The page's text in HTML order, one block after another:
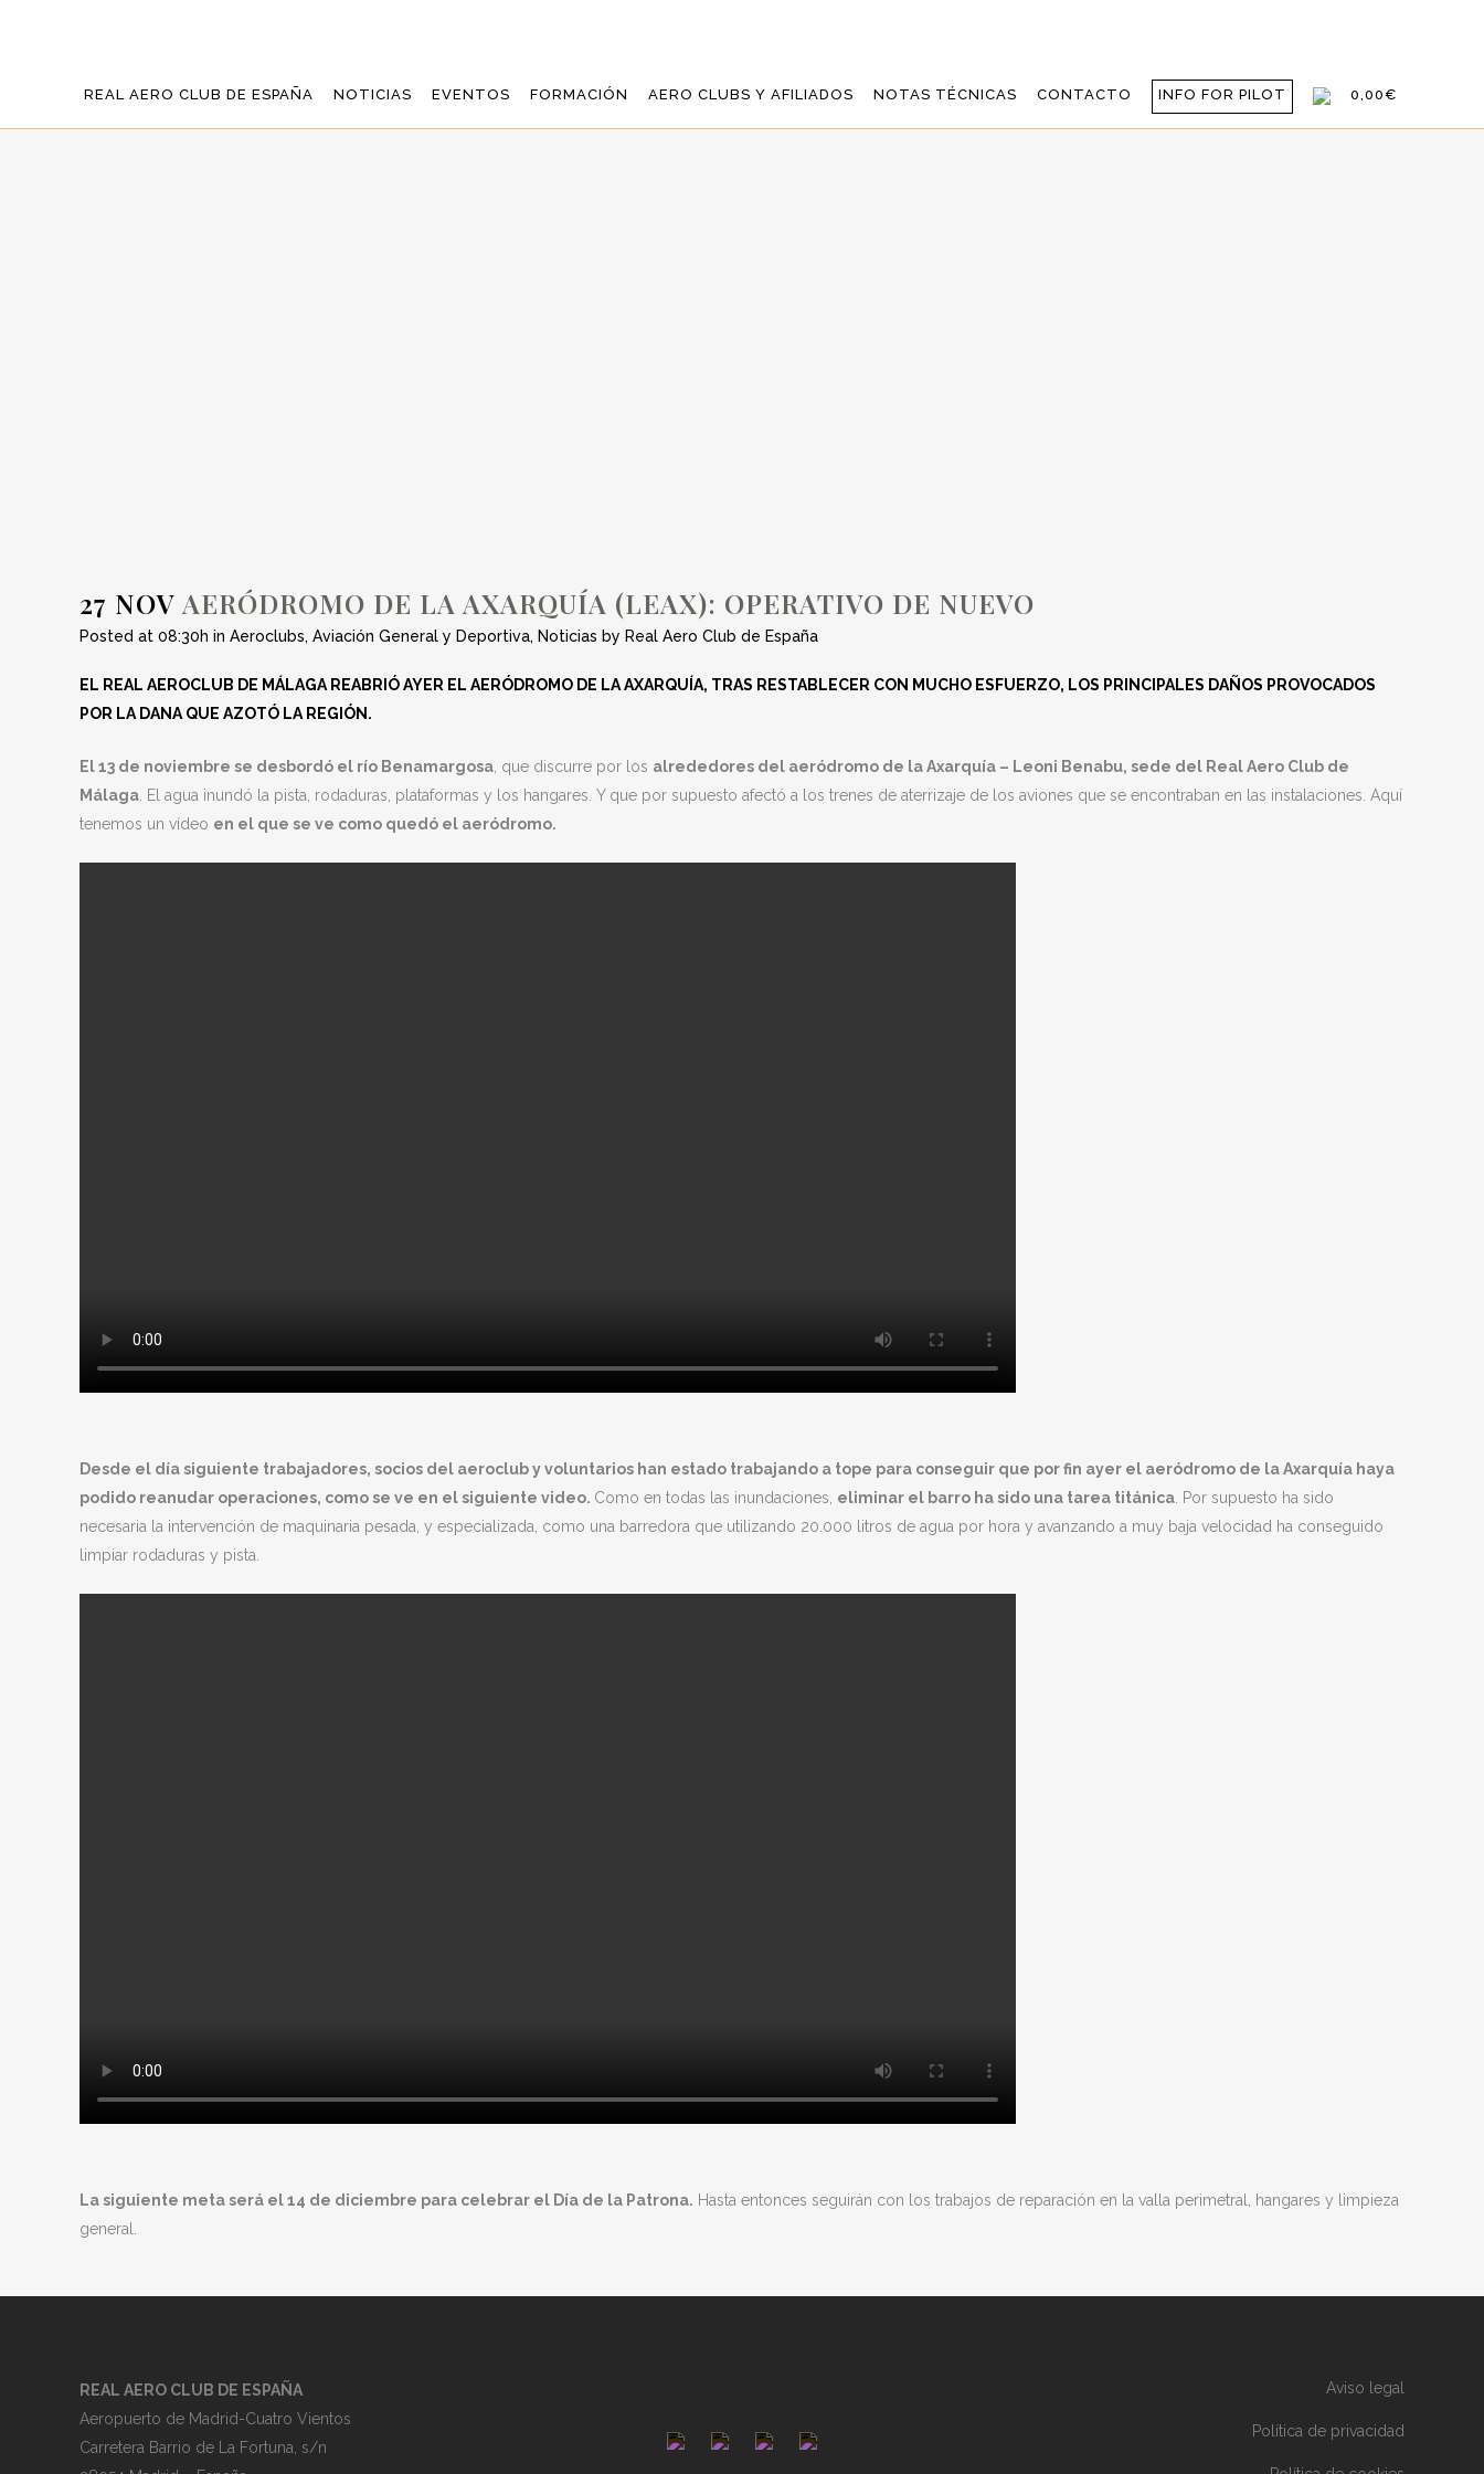
REAL AERO CLUB DE ESPAÑA NOTICIAS EVENTOS FORMACIÓN AERO CLUBS Y AFILIADOS NOTAS TÉCNICAS CONTACTO INFO FOR PILOT 0,00€
27 NOV AERÓDROMO DE LA AXARQUÍA (LEAX): OPERATIVO DE NUEVO
Posted at 08:30h in Aeroclubs, Aviación General y Deportiva, Noticias by Real Aero Club de España
EL REAL AEROCLUB DE MÁLAGA REABRIÓ AYER EL AERÓDROMO DE LA AXARQUÍA, TRAS RESTABLECER CON MUCHO ESFUERZO, LOS PRINCIPALES DAÑOS PROVOCADOS
POR LA DANA QUE AZOTÓ LA REGIÓN.
El 13 de noviembre se desbordó el río Benamargosa , que discurre por los alrededores del aeródromo de la Axarquía – Leoni Benabu, sede del Real Aero Club de
Málaga . El agua inundó la pista, rodaduras, plataformas y los hangares. Y que por supuesto afectó a los trenes de aterrizaje de los aviones que se encontraban en las instalaciones. Aquí
tenemos un vídeo en el que se ve como quedó el aeródromo.
Desde el día siguiente trabajadores, socios del aeroclub y voluntarios han estado trabajando a tope para conseguir que por fin ayer el aeródromo de la Axarquía haya
podido reanudar operaciones, como se ve en el siguiente video. Como en todas las inundaciones, eliminar el barro ha sido una tarea titánica . Por supuesto ha sido
necesaria la intervención de maquinaria pesada, y especializada, como una barredora que utilizando 20.000 litros de agua por hora y avanzando a muy baja velocidad ha conseguido
limpiar rodaduras y pista.
La siguiente meta será el 14 de diciembre para celebrar el Día de la Patrona. Hasta entonces seguirán con los trabajos de reparación en la valla perimetral, hangares y limpieza
general.
REAL AERO CLUB DE ESPAÑA
Aeropuerto de Madrid-Cuatro Vientos
Carretera Barrio de La Fortuna, s/n
Aviso legal
Política de privacidad